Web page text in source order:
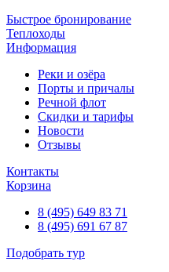
Быстрое бронирование
Теплоходы
Информация
Реки и озёра
Порты и причалы
Речной флот
Скидки и тарифы
Новости
Отзывы
Контакты
Корзина
8 (495) 649 83 71
8 (495) 691 67 87
Подобрать тур